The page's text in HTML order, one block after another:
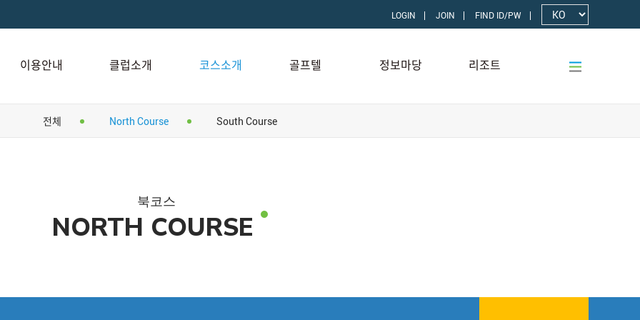
LOGIN JOIN FIND ID/PW
이용안내 클럽소개 코스소개 골프텔 정보마당 리조트
전체 North Course South Course
북코스
NORTH COURSE